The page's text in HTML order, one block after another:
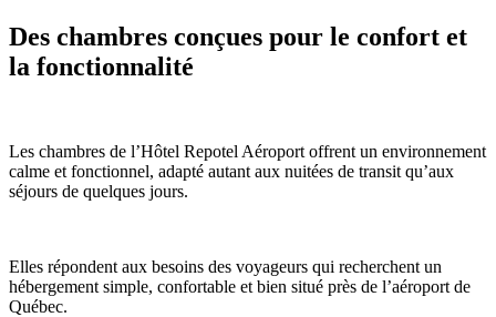
Des chambres conçues pour le confort et
la fonctionnalité
Les chambres de l’Hôtel Repotel Aéroport offrent un environnement
calme et fonctionnel, adapté autant aux nuitées de transit qu’aux
séjours de quelques jours.
Elles répondent aux besoins des voyageurs qui recherchent un
hébergement simple, confortable et bien situé près de l’aéroport de
Québec.